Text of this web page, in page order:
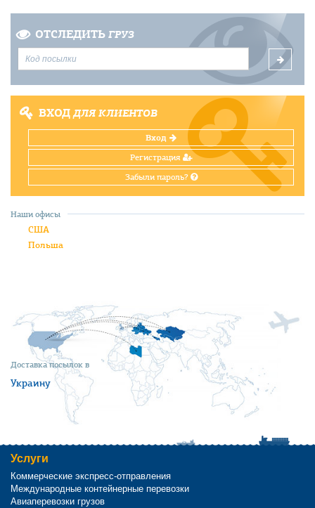
ОТСЛЕДИТЬ ГРУЗ
ВХОДДЛЯ КЛИЕНТОВ
Вход
Регистрация
Забыли пароль?
Доставка посылок в
Украину
Наши офисы
США
Польша
Услуги
Коммерческие экспресс-отправления
Международные контейнерные перевозки
Авиаперевозки грузов